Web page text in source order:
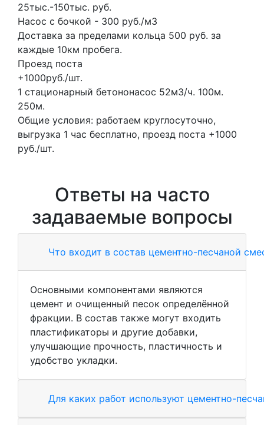
25тыс.-150тыс. руб.
Насос с бочкой - 300 руб./м3
Доставка за пределами кольца 500 руб. за
каждые 10км пробега.
Проезд поста
+1000руб./шт.
1 стационарный бетононасос 52м3/ч. 100м.
250м.
Общие условия: работаем круглосуточно,
выгрузка 1 час бесплатно, проезд поста +1000
руб./шт.
Ответы на часто
задаваемые вопросы
Что входит в состав цементно-песчаной
Основными компонентами являются
цемент и очищенный песок определённой
фракции. В состав также могут входить
пластификаторы и другие добавки,
улучшающие прочность, пластичность и
удобство укладки.
Для каких работ используют цементно-